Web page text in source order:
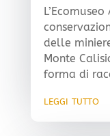
delle
Monte
forma di
leggi tutto